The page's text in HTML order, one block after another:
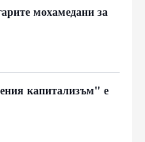
мохамедани за
капитализъм" е